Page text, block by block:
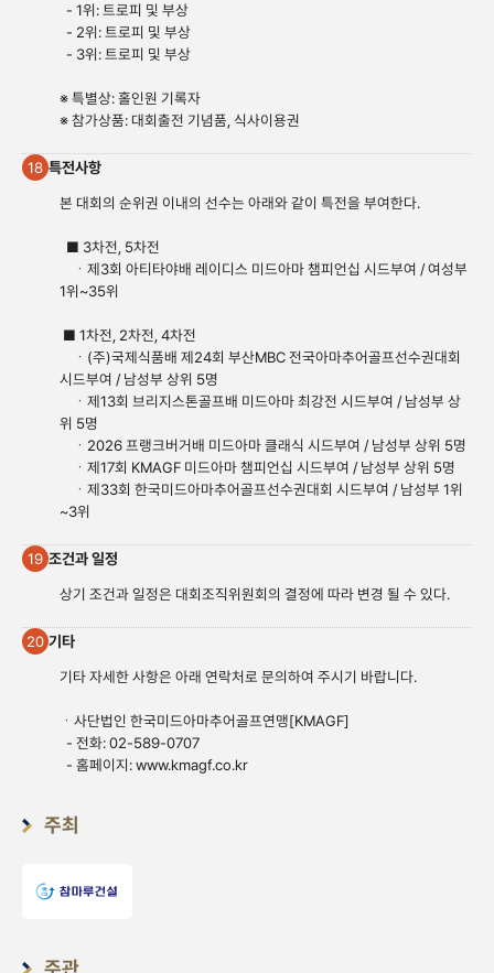
- 1위: 트로피 및 부상
- 2위: 트로피 및 부상
- 3위: 트로피 및 부상
※ 특별상: 홀인원 기록자
※ 참가상품: 대회출전 기념품, 식사이용권
18 특전사항
본 대회의 순위권 이내의 선수는 아래와 같이 특전을 부여한다.
■ 3차전, 5차전
ㆍ제3회 아티타야배 레이디스 미드아마 챔피언십 시드부여 / 여성부
1위~35위
■ 1차전, 2차전, 4차전
ㆍ(주)국제식품배 제24회 부산MBC 전국아마추어골프선수권대회
시드부여 / 남성부 상위 5명
ㆍ제13회 브리지스톤골프배 미드아마 최강전 시드부여 / 남성부 상
위 5명
ㆍ2026 프랭크버거배 미드아마 클래식 시드부여 / 남성부 상위 5명
ㆍ제17회 KMAGF 미드아마 챔피언십 시드부여 / 남성부 상위 5명
ㆍ제33회 한국미드아마추어골프선수권대회 시드부여 / 남성부 1위
~3위
19 조건과 일정
상기 조건과 일정은 대회조직위원회의 결정에 따라 변경 될 수 있다.
20 기타
기타 자세한 사항은 아래 연락처로 문의하여 주시기 바랍니다.
ㆍ사단법인 한국미드아마추어골프연맹[KMAGF]
- 전화: 02-589-0707
- 홈페이지:www.kmagf.co.kr
주최
주관